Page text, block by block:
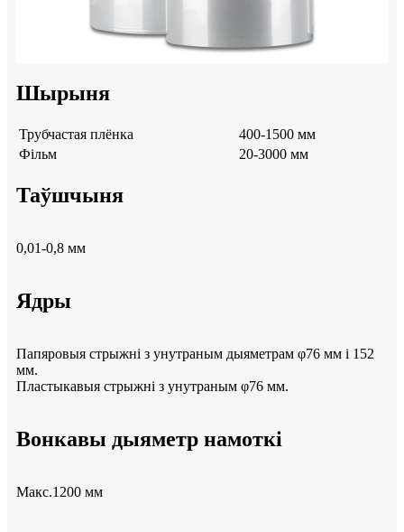
Шырыня
Трубчастая плёнка
400-1500 мм
Фільм
20-3000 мм
Таўшчыня
0,01-0,8 мм
Ядры
Папяровыя стрыжні з унутраным дыяметрам φ76 мм і 152
мм.
Пластыкавыя стрыжні з унутраным φ76 мм.
Вонкавы дыяметр намоткі
Макс.1200 мм